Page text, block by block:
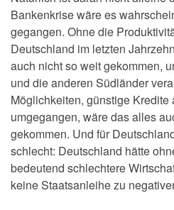
Bankenkrise wäre es
gegangen. Ohne die
Deutschland im letzten
auch nicht so weit gekommen,
und die anderen Südländer
Möglichkeiten, günstige Kredite
umgegangen, wäre das alles
gekommen. Und für
schlecht: Deutschland hätte
bedeutend schlechtere
keine Staatsanleihe zu